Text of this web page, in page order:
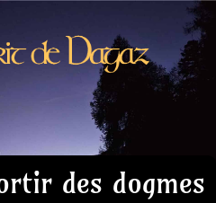
des dogmes